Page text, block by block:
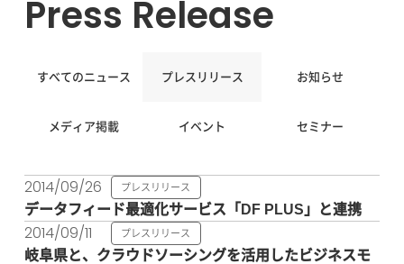
Press Release
すべてのニュース プレスリリース お知らせ
メディア掲載 イベント セミナー
2014/09/26 プレスリリース
データフィード最適化サービス「DF PLUS」と連携
2014/09/11 プレスリリース
岐阜県と、クラウドソーシングを活用したビジネスモ